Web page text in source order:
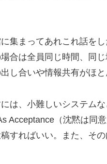
集まってあれこれ話を
合は全員同じ時間、同
し合いや情報共有がほと
は、小難しいシステム
Acceptance（沈黙は同
すればいい。また、そ